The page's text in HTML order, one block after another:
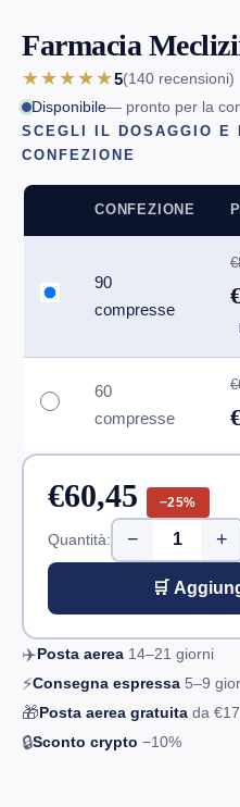
Farmacia
★★★★★5(140 recensioni)
Disponibile— pronto per la
SCEGLI IL DOSAGGIO E
CONFEZIONE
CONFEZIONE
90
compresse
60
compresse
€60,45 −25%
Quantità: − +
🛒
✈️Posta aerea 14–21 giorni
⚡Consegna espressa 5–9
🎁Posta aerea gratuita da
🔒Sconto crypto −10%